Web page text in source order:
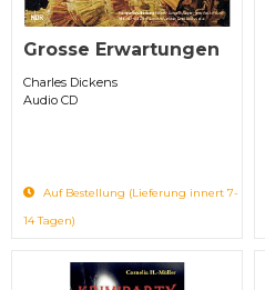
Grosse Erwartungen
Charles Dickens
Audio CD
Auf Bestellung (Lieferung innert 7-
14 Tagen)